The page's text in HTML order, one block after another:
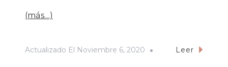
(más…)
Actualizado El Noviembre 6, 2020 Leer